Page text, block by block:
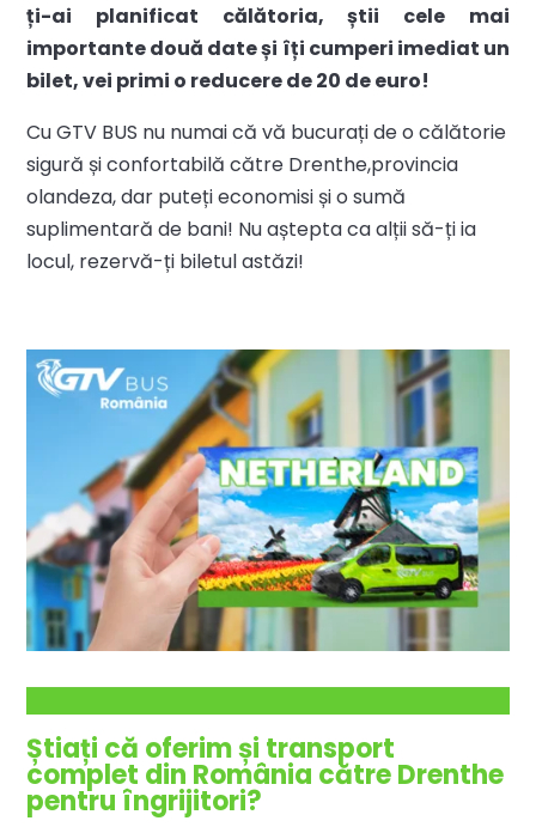
ți-ai planificat călătoria, știi cele mai
importante două date și îți cumperi imediat un
bilet, vei primi o reducere de 20 de euro!
Cu GTV BUS nu numai că vă bucurați de o călătorie
sigură și confortabilă către Drenthe,provincia
olandeza, dar puteți economisi și o sumă
suplimentară de bani! Nu aștepta ca alții să-ți ia
locul, rezervă-ți biletul astăzi!
Știați că oferim și transport
complet din România către Drenthe
pentru îngrijitori?